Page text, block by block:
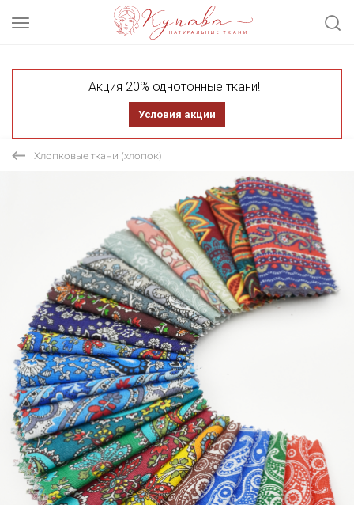
Акция 20% однотонные ткани!
Условия акции
Хлопковые ткани (хлопок)